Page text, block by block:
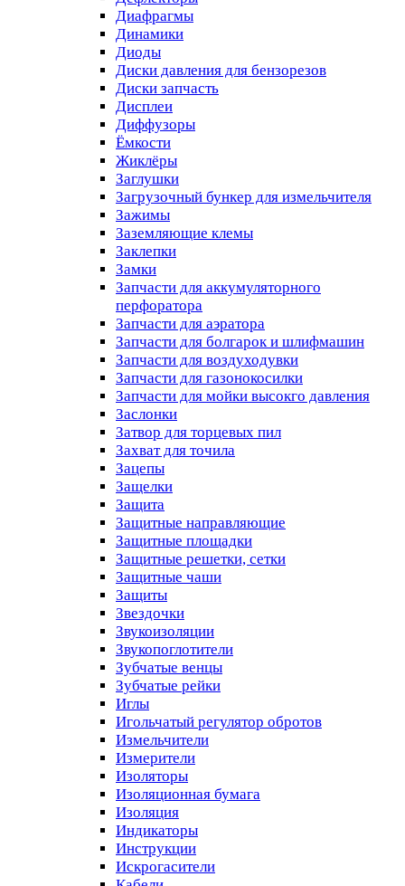
Диафрагмы
Динамики
Диоды
Диски давления для бензорезов
Диски запчасть
Дисплеи
Диффузоры
Ёмкости
Жиклёры
Заглушки
Загрузочный бункер для измельчителя
Зажимы
Заземляющие клемы
Заклепки
Замки
Запчасти для аккумуляторного
перфоратора
Запчасти для аэратора
Запчасти для болгарок и шлифмашин
Запчасти для воздуходувки
Запчасти для газонокосилки
Запчасти для мойки высокго давления
Заслонки
Затвор для торцевых пил
Захват для точила
Зацепы
Защелки
Защита
Защитные направляющие
Защитные площадки
Защитные решетки, сетки
Защитные чаши
Защиты
Звездочки
Звукоизоляции
Звукопоглотители
Зубчатые венцы
Зубчатые рейки
Иглы
Игольчатый регулятор обротов
Измельчители
Измерители
Изоляторы
Изоляционная бумага
Изоляция
Индикаторы
Инструкции
Искрогасители